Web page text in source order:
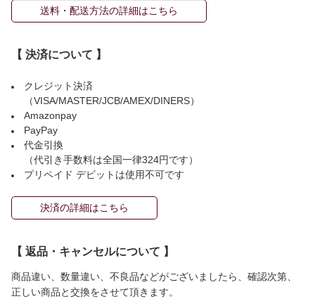
送料・配送方法の詳細はこちら
【 決済について 】
クレジット決済
（VISA/MASTER/JCB/AMEX/DINERS）
Amazonpay
PayPay
代金引換
（代引き手数料は全国一律324円です）
プリペイド デビットは使用不可です
決済の詳細はこちら
【 返品・キャンセルについて 】
商品違い、数量違い、不良品などがございましたら、確認次第、
正しい商品と交換をさせて頂きます。